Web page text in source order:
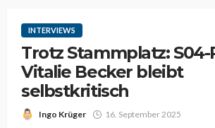
INTERVIEWS
Trotz Stammplatz:
Vitalie Becker bleibt
selbstkritisch
Ingo Krüger 16. September 2025